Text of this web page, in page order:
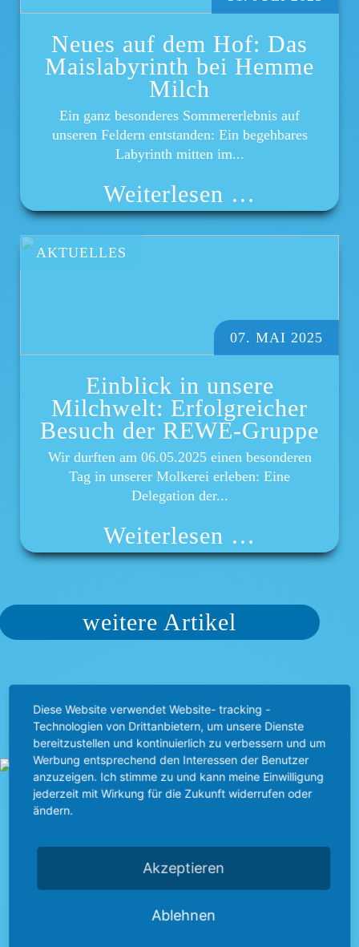
Neues auf dem Hof: Das
Maislabyrinth bei Hemme
Milch
Ein ganz besonderes Sommererlebnis auf
unseren Feldern entstanden: Ein begehbares
Labyrinth mitten im...
Weiterlesen …
AKTUELLES
07. MAI 2025
Einblick in unsere
Milchwelt: Erfolgreicher
Besuch der REWE-Gruppe
Wir durften am 06.05.2025 einen besonderen
Tag in unserer Molkerei erleben: Eine
Delegation der...
Weiterlesen …
weitere Artikel
ENTDECKEN SIE
LOCATION.
erfahre mehr
Unser
Unternehmen
Diese Website verwendet Website- tracking -
Technologien von Drittanbietern, um unsere Dienste
bereitzustellen und kontinuierlich zu verbessern und um
Werbung entsprechend den Interessen der Benutzer
anzuzeigen. Ich stimme zu und kann meine Einwilligung
jederzeit mit Wirkung für die Zukunft widerrufen oder
ändern.
Akzeptieren
Ablehnen